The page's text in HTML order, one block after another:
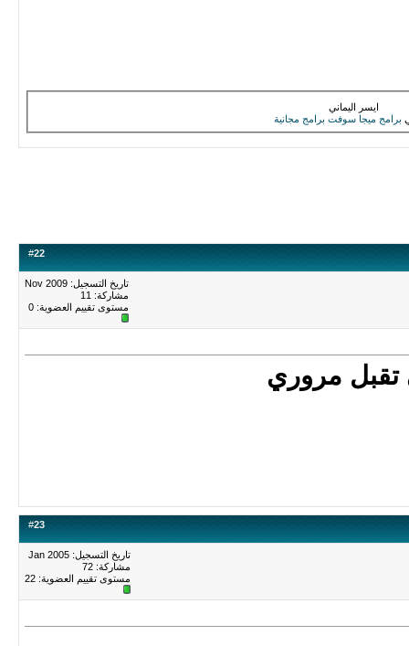
ايسر اليماني
برامج ميجا سوفت برامج مجانية
#22
تاريخ التسجيل: Nov 2009
مشاركة: 11
مستوى تقييم العضوية: 0
تقبل مروري
#23
تاريخ التسجيل: Jan 2005
مشاركة: 72
مستوى تقييم العضوية: 22